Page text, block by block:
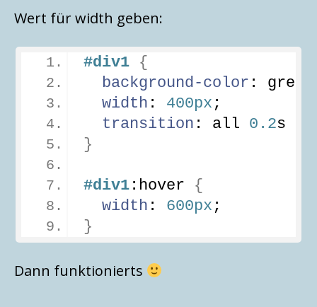
Wert für width geben:
#div1 {
background-color :
width : 400px ;
transition : all 0.2s
}
#div1 :hover
{
width : 600px ;
}
Dann funktionierts